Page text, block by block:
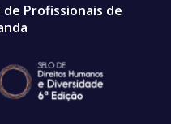
de Profissionais de